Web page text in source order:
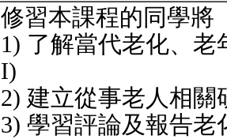
修習本課程的同學將
1) 了解當代老化、
I)
2) 建立從事老人相
3) 學習評論及報告